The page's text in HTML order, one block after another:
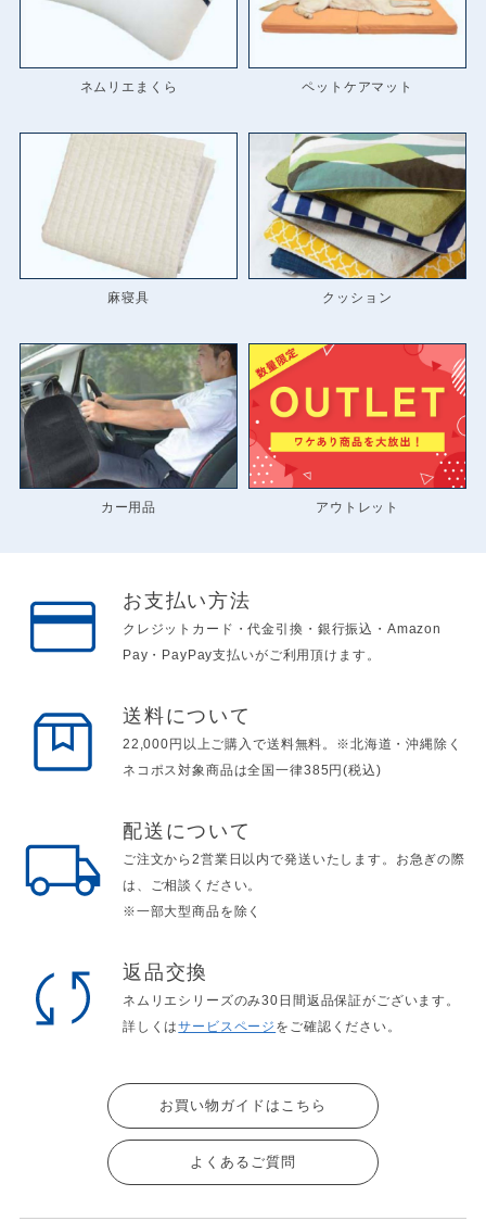
ネムリエまくら ペットケアマット
麻寝具 クッション
カー用品 アウトレット
お支払い方法
クレジットカード・代金引換・銀行振込・Amazon
Pay・PayPay支払いがご利用頂けます。
送料について
22,000円以上ご購入で送料無料。※北海道・沖縄除く
ネコポス対象商品は全国一律385円(税込)
配送について
ご注文から2営業日以内で発送いたします。お急ぎの際
は、ご相談ください。
※一部大型商品を除く
返品交換
ネムリエシリーズのみ30日間返品保証がございます。
詳しくはサービスページ をご確認ください。
お買い物ガイドはこちら
よくあるご質問